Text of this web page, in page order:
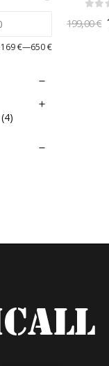
169 €—650 €
(4)
199,00€